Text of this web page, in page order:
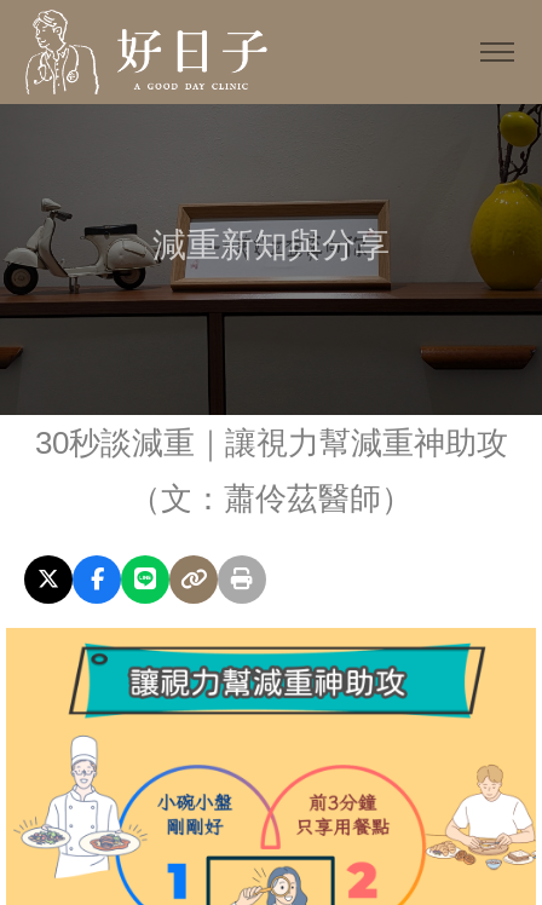
減重新知與分享
30秒談減重｜讓視力幫減重神助攻
（文：蕭伶茲醫師）